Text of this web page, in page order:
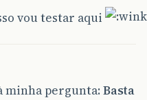
vou testar aqui
minha pergunta: Basta